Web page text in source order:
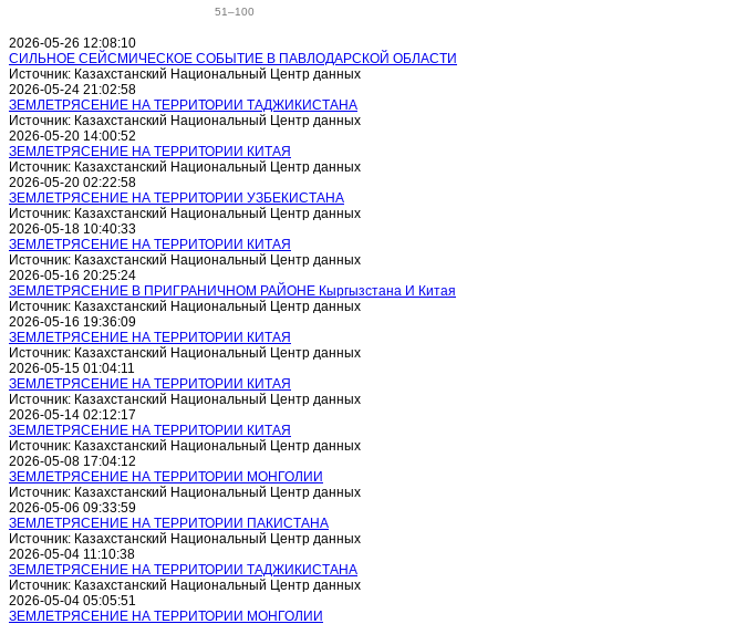
51–100
2026-05-26 12:08:10
СИЛЬНОЕ СЕЙСМИЧЕСКОЕ СОБЫТИЕ В ПАВЛОДАРСКОЙ ОБЛАСТИ
Источник: Казахстанский Национальный Центр данных
2026-05-24 21:02:58
ЗЕМЛЕТРЯСЕНИЕ НА ТЕРРИТОРИИ ТАДЖИКИСТАНА
Источник: Казахстанский Национальный Центр данных
2026-05-20 14:00:52
ЗЕМЛЕТРЯСЕНИЕ НА ТЕРРИТОРИИ КИТАЯ
Источник: Казахстанский Национальный Центр данных
2026-05-20 02:22:58
ЗЕМЛЕТРЯСЕНИЕ НА ТЕРРИТОРИИ УЗБЕКИСТАНА
Источник: Казахстанский Национальный Центр данных
2026-05-18 10:40:33
ЗЕМЛЕТРЯСЕНИЕ НА ТЕРРИТОРИИ КИТАЯ
Источник: Казахстанский Национальный Центр данных
2026-05-16 20:25:24
ЗЕМЛЕТРЯСЕНИЕ В ПРИГРАНИЧНОМ РАЙОНЕ Кыргызстана И Китая
Источник: Казахстанский Национальный Центр данных
2026-05-16 19:36:09
ЗЕМЛЕТРЯСЕНИЕ НА ТЕРРИТОРИИ КИТАЯ
Источник: Казахстанский Национальный Центр данных
2026-05-15 01:04:11
ЗЕМЛЕТРЯСЕНИЕ НА ТЕРРИТОРИИ КИТАЯ
Источник: Казахстанский Национальный Центр данных
2026-05-14 02:12:17
ЗЕМЛЕТРЯСЕНИЕ НА ТЕРРИТОРИИ КИТАЯ
Источник: Казахстанский Национальный Центр данных
2026-05-08 17:04:12
ЗЕМЛЕТРЯСЕНИЕ НА ТЕРРИТОРИИ МОНГОЛИИ
Источник: Казахстанский Национальный Центр данных
2026-05-06 09:33:59
ЗЕМЛЕТРЯСЕНИЕ НА ТЕРРИТОРИИ ПАКИСТАНА
Источник: Казахстанский Национальный Центр данных
2026-05-04 11:10:38
ЗЕМЛЕТРЯСЕНИЕ НА ТЕРРИТОРИИ ТАДЖИКИСТАНА
Источник: Казахстанский Национальный Центр данных
2026-05-04 05:05:51
ЗЕМЛЕТРЯСЕНИЕ НА ТЕРРИТОРИИ МОНГОЛИИ